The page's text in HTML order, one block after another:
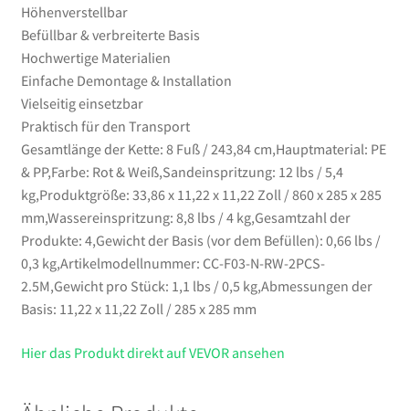
Höhenverstellbar
Befüllbar & verbreiterte Basis
Hochwertige Materialien
Einfache Demontage & Installation
Vielseitig einsetzbar
Praktisch für den Transport
Gesamtlänge der Kette: 8 Fuß / 243,84 cm,Hauptmaterial: PE
& PP,Farbe: Rot & Weiß,Sandeinspritzung: 12 lbs / 5,4
kg,Produktgröße: 33,86 x 11,22 x 11,22 Zoll / 860 x 285 x 285
mm,Wassereinspritzung: 8,8 lbs / 4 kg,Gesamtzahl der
Produkte: 4,Gewicht der Basis (vor dem Befüllen): 0,66 lbs /
0,3 kg,Artikelmodellnummer: CC-F03-N-RW-2PCS-
2.5M,Gewicht pro Stück: 1,1 lbs / 0,5 kg,Abmessungen der
Basis: 11,22 x 11,22 Zoll / 285 x 285 mm
Hier das Produkt direkt auf VEVOR ansehen